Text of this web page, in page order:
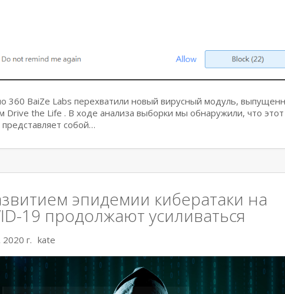
360 BaiZe Labs перехватили новый вирусный модуль,
Drive the Life . В ходе анализа выборки мы обнаружили, что этот
собой…
эпидемии кибератаки на
19 продолжают усиливаться
г. kate